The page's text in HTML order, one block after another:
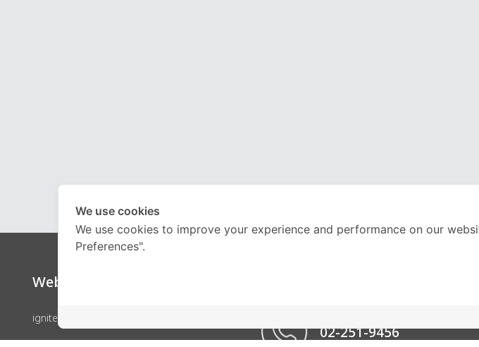
Website
ignite by OnDemand
02-251-9456
We use cookies
We use cookies to improve your experience and performance on our
Preferences".